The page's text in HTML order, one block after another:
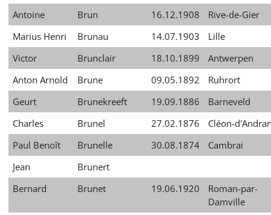
Antoine
Brun 16.12.1908
Rive-de-Gier
Marius Henri
Brunau 14.07.1903
Lille
Victor
Brunclair 18.10.1899
Antwerpen
Anton Arnold
Brune 09.05.1892
Ruhrort
Geurt
Brunekreeft 19.09.1886
Barneveld
Charles
Brunel 27.02.1876
Cléon-
Paul Benoît
Brunelle 30.08.1874
Cambrai
Jean
Brunert
Bernard
Brunet 19.06.1920
Roman-par-
Damville